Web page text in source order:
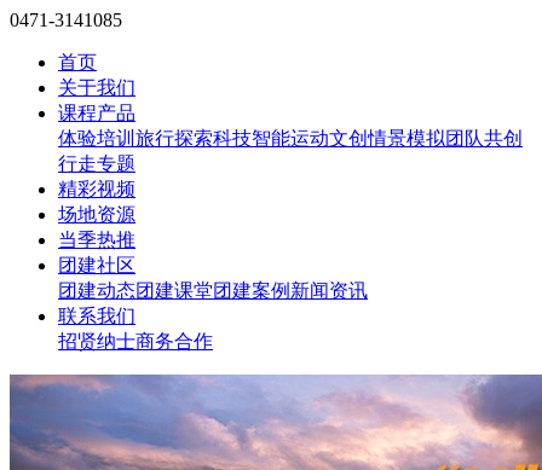
0471-3141085
首页
关于我们
课程产品
体验培训 旅行探索科技智能运动文创情景模拟团队共创
行走专题
精彩视频
场地资源
当季热推
团建社区
团建动态团建课堂团建案例 新闻资讯
联系我们
招贤纳士商务合作